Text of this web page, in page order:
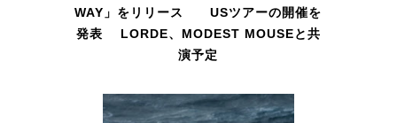
WAY」をリリース USツアーの開催を
発表 LORDE、MODEST MOUSEと共
演予定